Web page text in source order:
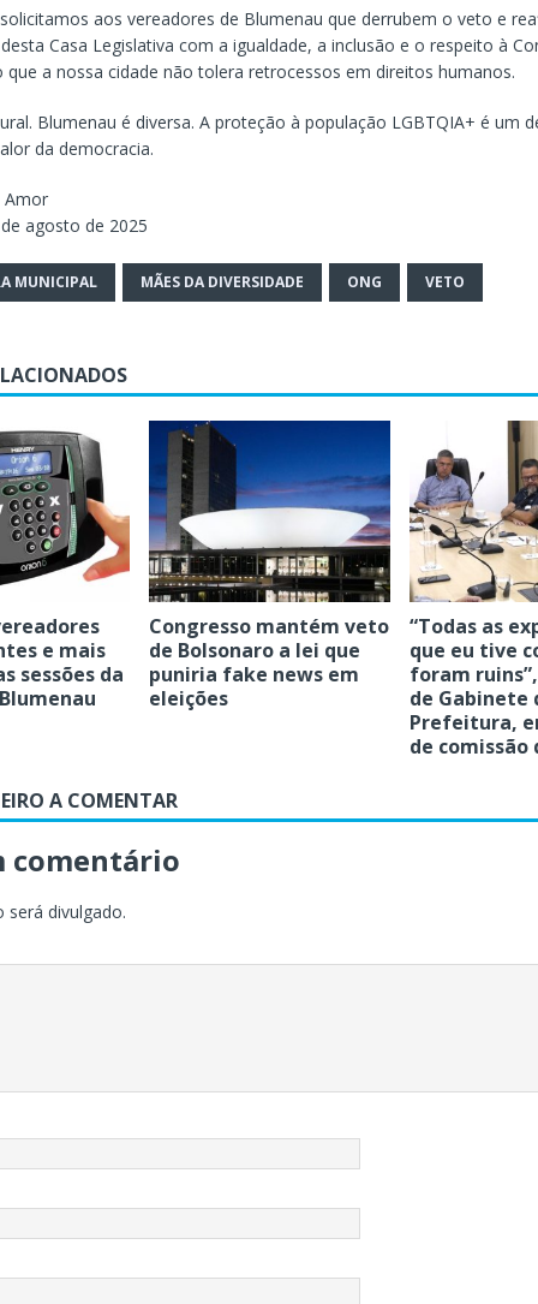
aos vereadores de Blumenau que derrubem o veto e
Casa Legislativa com a igualdade, a inclusão e o respeito à
a nossa cidade não tolera retrocessos em direitos humanos.
Blumenau é diversa. A proteção à população LGBTQIA+ é um
da democracia.
Amor
agosto de 2025
MUNICIPAL MÃES DA DIVERSIDADE ONG VETO
e mais
sessões da
Congresso mantém veto
de Bolsonaro a lei que
puniria fake news em
eleições
“Todas as
que eu tive
foram
de Gabinete
Prefeitura,
de comissão
A COMENTAR
comentário
será divulgado.